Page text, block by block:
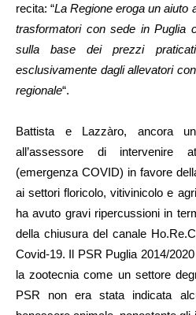
recita: “La Regione eroga un aiuto
trasformatori con sede in Puglia
sulla base dei prezzi
esclusivamente dagli allevatori
regionale“.
Battista e Lazzàro, ancora
all’assessore di intervenire
(emergenza COVID) in favore
ai settori floricolo, vitivinicolo e
ha avuto gravi ripercussioni in
della chiusura del canale
Covid-19. Il PSR Puglia 2014/
la zootecnia come un settore
PSR non era stata indicata